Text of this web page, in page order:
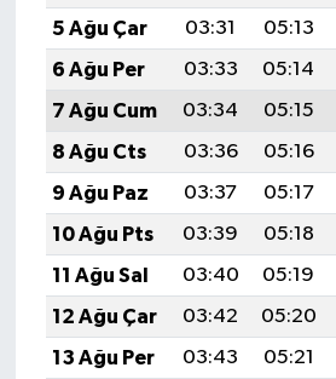
5 Ağu Çar
03:31 05:13
6 Ağu Per
03:33 05:14
7 Ağu Cum
03:34 05:15
8 Ağu Cts
03:36 05:16
9 Ağu Paz
03:37 05:17
10 Ağu Pts
03:39 05:18
11 Ağu Sal
03:40 05:19
12 Ağu Çar
03:42 05:20
13 Ağu Per
03:43 05:21